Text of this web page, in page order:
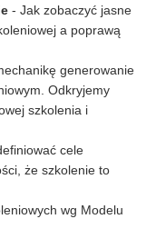
- Jak zobaczyć jasne
a poprawą
generowanie
Odkryjemy
szkolenia i
cele
że szkolenie to
wg Modelu